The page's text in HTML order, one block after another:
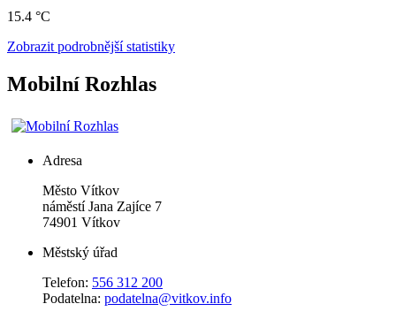
15.4 °C
Zobrazit podrobnější statistiky
Mobilní Rozhlas
Adresa
Město Vítkov
náměstí Jana Zajíce 7
74901 Vítkov
Městský úřad
Telefon: 556 312 200
Podatelna: podatelna@vitkov.info